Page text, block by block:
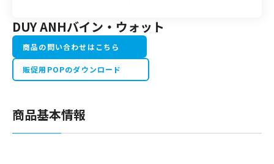
DUY ANHバイン・ウォット
商品の問い合わせはこちら
販促用POPのダウンロード
商品基本情報